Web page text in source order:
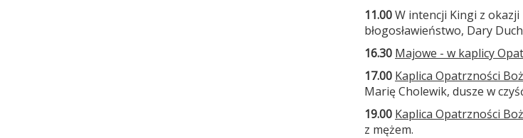
11.00W intencji Kingi z
błogosławieństwo, Dary
16.30 Majowe - w kaplicy
17.00 Kaplica Opatrzności
Marię Cholewik, dusze w
19.00 Kaplica Opatrzności
z mężem.